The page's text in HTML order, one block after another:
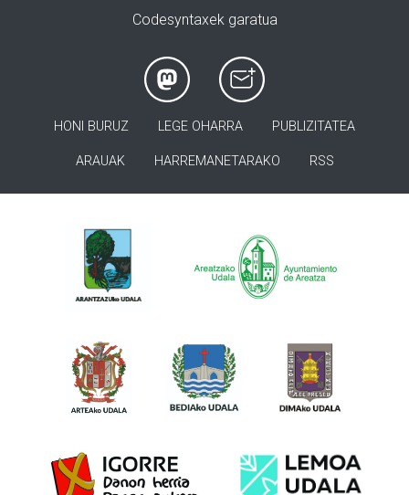
Codesyntaxek garatua
HONI BURUZ LEGE OHARRA PUBLIZITATEA
ARAUAK HARREMANETARAKO RSS